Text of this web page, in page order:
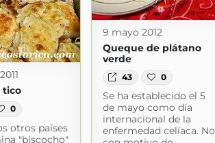
9 mayo 2012
Queque de plátano
verde
43 0
Se ha establecido el 5
de mayo como día
internacional de la
enfermedad celíaca. No
tico
0
otros países
"biscocho"